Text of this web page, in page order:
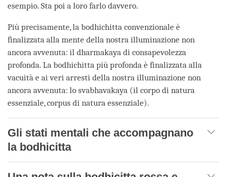
esempio. Sta poi a loro farlo davvero.
Più precisamente, la bodhichitta convenzionale è
finalizzata alla mente della nostra illuminazione non
ancora avvenuta: il dharmakaya di consapevolezza
profonda. La bodhichitta più profonda è finalizzata alla
vacuità e ai veri arresti della nostra illuminazione non
ancora avvenuta: lo svabhavakaya (il corpo di natura
essenziale, corpus di natura essenziale).
Gli stati mentali che accompagnano
la bodhicitta